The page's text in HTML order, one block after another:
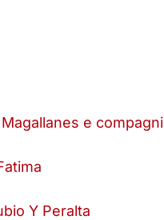
e compagni
Y Peralta